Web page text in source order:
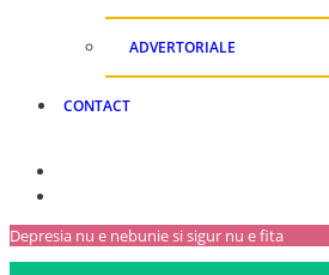
ADVERTORIALE
CONTACT
Depresia nu e nebunie si sigur nu e fita